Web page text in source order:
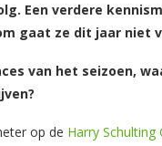
Een verdere
gaat ze dit jaar niet
van het seizoen,
op de Harry Schulting